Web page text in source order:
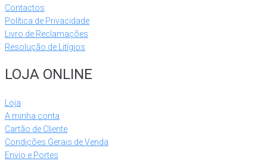
Contactos
Política de Privacidade
Livro de Reclamações
Resolução de Litígios
LOJA ONLINE
Loja
A minha conta
Cartão de Cliente
Condições Gerais de Venda
Envio e Portes